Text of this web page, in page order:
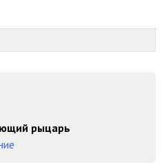
12:56
14:13
рыцарь